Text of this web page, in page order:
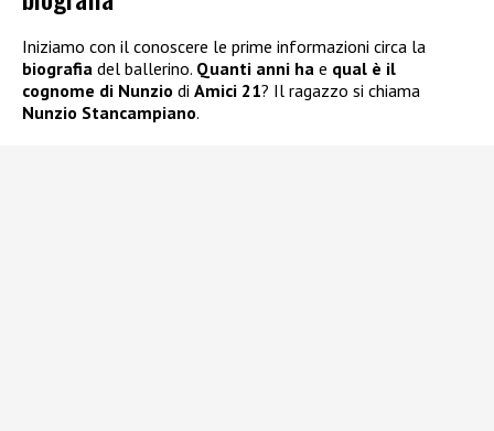
Iniziamo con il conoscere le prime informazioni circa la
biografia del ballerino. Quanti anni ha e qual è il
cognome di Nunzio di Amici 21? Il ragazzo si chiama
Nunzio Stancampiano.